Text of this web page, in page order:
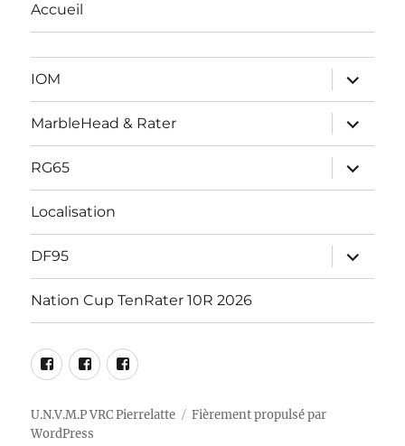
Accueil
IOM
ouvrir
le
sous-
menu
MarbleHead & Rater
ouvrir
le
sous-
menu
RG65
ouvrir
le
sous-
Localisation
DF95
ouvrir
le
sous-
Nation Cup TenRater 10R 2026
Facebook
Marblehead
–
10R
RG65
Racing
Pierrelatte
DF95
Pierrelatte
U.N.V.M.P VRC Pierrelatte
Fièrement propulsé par
WordPress